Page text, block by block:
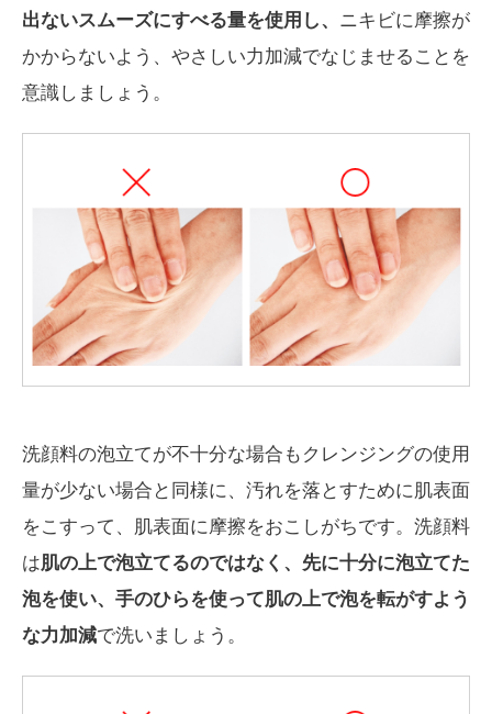
出ないスムーズにすべる量を使用し、 ニキビに摩擦が
かからないよう、やさしい力加減でなじませることを
意識しましょう。
洗顔料の泡立てが不十分な場合もクレンジングの使用
量が少ない場合と同様に、汚れを落とすために肌表面
をこすって、肌表面に摩擦をおこしがちです。洗顔料
は肌の上で泡立てるのではなく、先に十分に泡立てた
泡を使い、手のひらを使って肌の上で泡を転がすよう
な力加減で洗いましょう。